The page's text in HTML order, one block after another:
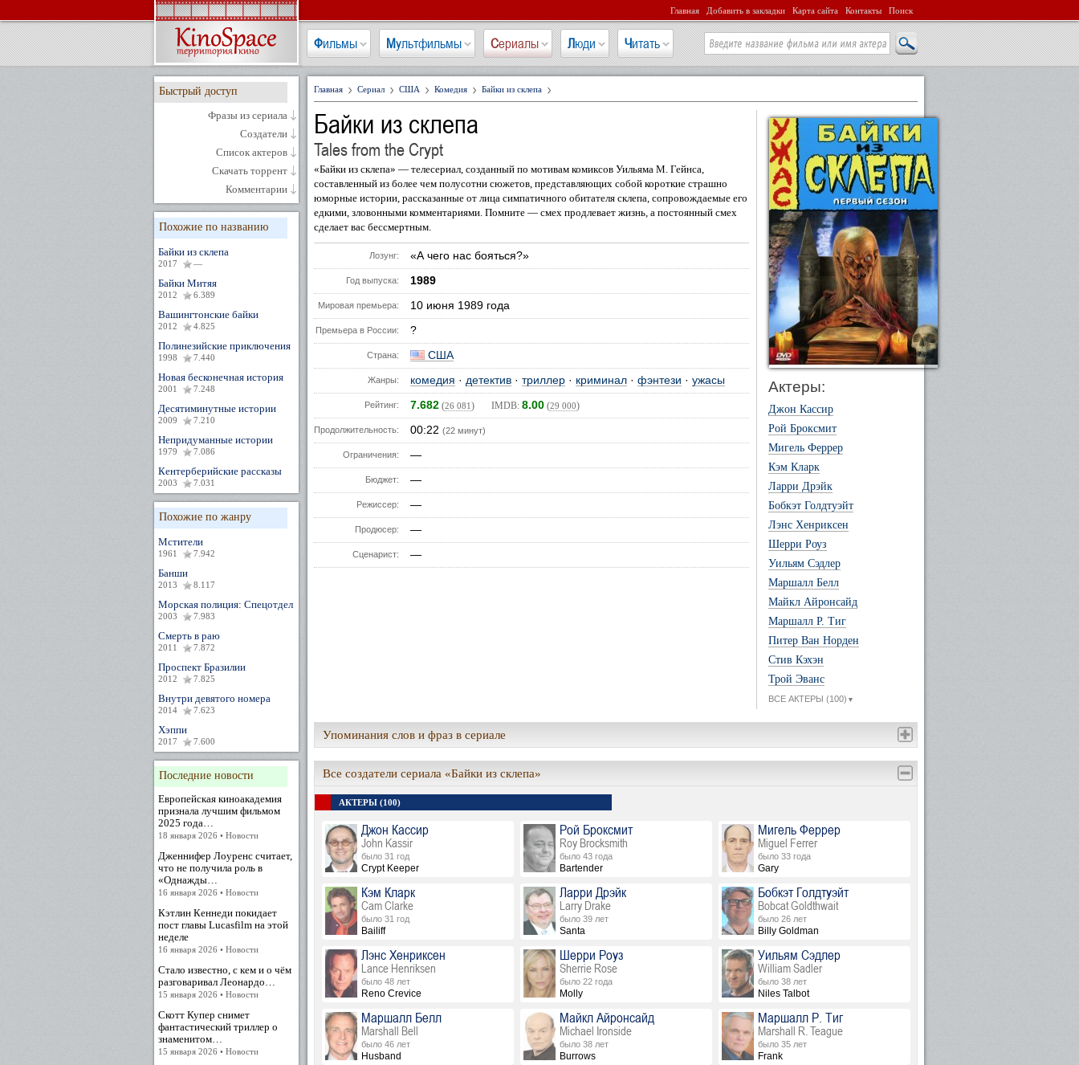
Главная Добавить в закладки Карта сайта Контакты Поиск
Фильмы Мультфильмы Сериалы Люди Читать
Быстрый доступ
Фразы из сериала
Создатели
Список актеров
Скачать торрент
Комментарии
Похожие по названию
Байки из склепа
2017 —
Байки Митяя
2012 6.389
Вашингтонские байки
2012 4.825
Полинезийские приключения
1998 7.440
Новая бесконечная история
2001 7.248
Десятиминутные истории
2009 7.210
Непридуманные истории
1979 7.086
Кентерберийские рассказы
2003 7.031
Похожие по жанру
Мстители
1961 7.942
Банши
2013 8.117
Морская полиция: Спецотдел
2003 7.983
Смерть в раю
2011 7.872
Проспект Бразилии
2012 7.825
Внутри девятого номера
2014 7.623
Хэппи
2017 7.600
Последние новости
Европейская киноакадемия
признала лучшим фильмом
2025 года…
18 января 2026 • Новости
Дженнифер Лоуренс считает,
что не получила роль в
«Однажды…
16 января 2026 • Новости
Кэтлин Кеннеди покидает
пост главы Lucasfilm на этой
неделе
16 января 2026 • Новости
Стало известно, с кем и о чём
разговаривал Леонардо…
15 января 2026 • Новости
Скотт Купер снимет
фантастический триллер о
знаменитом…
15 января 2026 • Новости
Главная Сериал США Комедия Байки из склепа
Байки из склепа
Tales from the Crypt
«Байки из склепа» — телесериал, созданный по мотивам комиксов Уильяма М. Гейнса,
составленный из более чем полусотни сюжетов, представляющих собой короткие страшно
юморные истории, рассказанные от лица симпатичного обитателя склепа, сопровождаемые его
едкими, зловонными комментариями. Помните — смех продлевает жизнь, а постоянный смех
сделает вас бессмертным.
Лозунг: «А чего нас бояться?»
Год выпуска: 1989
Мировая премьера: 10 июня 1989 года
Премьера в России: ?
Страна: США
Жанры: комедия · детектив · триллер · криминал · фэнтези · ужасы
Рейтинг: 7.682 (26 081) IMDB: 8.00 (29 000)
Продолжительность: 00:22 (22 минут)
Ограничения: —
Бюджет: —
Режиссер: —
Продюсер: —
Сценарист: —
Актеры:
Джон Кассир
Рой Броксмит
Мигель Феррер
Кэм Кларк
Ларри Дрэйк
Бобкэт Голдтуэйт
Лэнс Хенриксен
Шерри Роуз
Уильям Сэдлер
Маршалл Белл
Майкл Айронсайд
Маршалл Р. Тиг
Питер Ван Норден
Стив Кэхэн
Трой Эванс
ВСЕ АКТЕРЫ (100) ▼
Упоминания слов и фраз в сериале
Все создатели сериала «Байки из склепа»
АКТЕРЫ (100)
Джон Кассир
John Kassir
было 31 год
Crypt Keeper
Рой Броксмит
Roy Brocksmith
было 43 года
Bartender
Мигель Феррер
Miguel Ferrer
было 33 года
Gary
Кэм Кларк
Cam Clarke
было 31 год
Bailiff
Ларри Дрэйк
Larry Drake
было 39 лет
Santa
Бобкэт Голдтуэйт
Bobcat Goldthwait
было 26 лет
Billy Goldman
Лэнс Хенриксен
Lance Henriksen
было 48 лет
Reno Crevice
Шерри Роуз
Sherrie Rose
было 22 года
Molly
Уильям Сэдлер
William Sadler
было 38 лет
Niles Talbot
Маршалл Белл
Marshall Bell
было 46 лет
Husband
Майкл Айронсайд
Michael Ironside
было 38 лет
Burrows
Маршалл Р. Тиг
Marshall R. Teague
было 35 лет
Frank